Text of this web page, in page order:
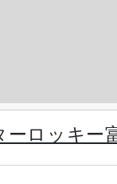
ーロッキー